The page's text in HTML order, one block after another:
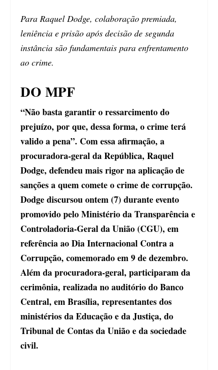
Para Raquel Dodge, colaboração premiada,
leniência e prisão após decisão de segunda
instância são fundamentais para enfrentamento
ao crime.
DO MPF
“Não basta garantir o ressarcimento do
prejuízo, por que, dessa forma, o crime terá
valido a pena”. Com essa afirmação, a
procuradora-geral da República, Raquel
Dodge, defendeu mais rigor na aplicação de
sanções a quem comete o crime de corrupção.
Dodge discursou ontem (7) durante evento
promovido pelo Ministério da Transparência e
Controladoria-Geral da União (CGU), em
referência ao Dia Internacional Contra a
Corrupção, comemorado em 9 de dezembro.
Além da procuradora-geral, participaram da
cerimônia, realizada no auditório do Banco
Central, em Brasília, representantes dos
ministérios da Educação e da Justiça, do
Tribunal de Contas da União e da sociedade
civil.